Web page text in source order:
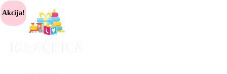
Akcija!